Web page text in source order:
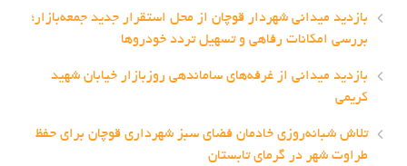
بازدید میدانی شهردار قوچان از محل استقرار جدید جمعه‌بازار؛
بررسی امکانات رفاهی و تسهیل تردد خودروها
بازدید میدانی از غرفه‌های ساماندهی روزبازار خیابان شهید
کریمی
تلاش شبانه‌روزی خادمان فضای سبز شهرداری قوچان برای حفظ
طراوت شهر در گرمای تابستان